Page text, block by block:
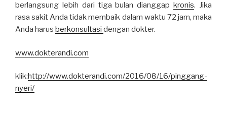
berlangsung lebih dari tiga bulan dianggapkronis. Jika
rasa sakit Anda tidak membaik dalam waktu 72 jam, maka
Anda harus berkonsultasi dengan dokter.
www.dokterandi.com
klik:http://www.dokterandi.com/2016/08/16/pinggang-
nyeri/